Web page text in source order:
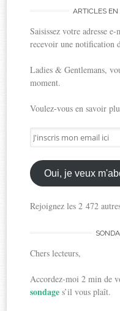
ARTICLES
Saisissez votre adresse
recevoir une notification
Ladies & Gentlemans,
moment.
Voulez-vous en savoir
J'inscris
mon
email
ici
Oui, je veux
Rejoignez les 2 472
Chers lecteurs,
Accordez-moi 2 min de
sondages’il vous plaît.